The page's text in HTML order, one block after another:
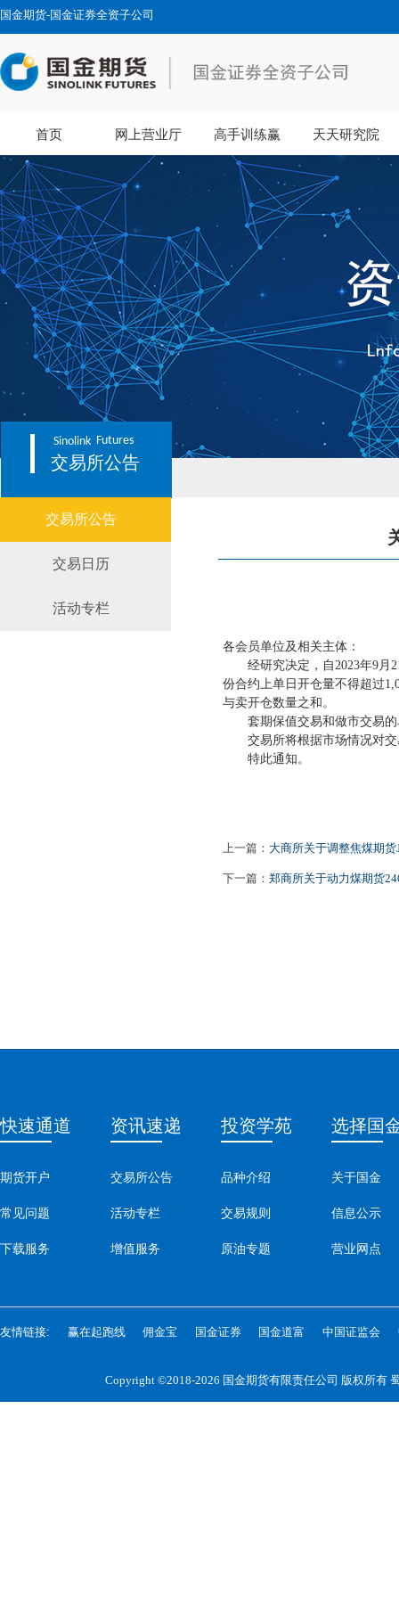
国金期货-国金证券全资子公司
首页 网上营业厅 高手训练赢 天天研究院
Sinolink Futures
交易所公告
交易所公告
交易日历
活动专栏
各会员单位及相关主体：
经研究决定，自2023年9月
份合约上单日开仓量不得超过
与卖开仓数量之和。
套期保值交易和做市交易的
交易所将根据市场情况对交
特此通知。
上一篇： 大商所关于调整焦煤期
下一篇： 郑商所关于动力煤期货
快速通道
期货开户
常见问题
下载服务
资讯速递
交易所公告
活动专栏
增值服务
投资学苑
品种介绍
交易规则
原油专题
选择国
关于国金
信息公示
营业网点
友情链接: 赢在起跑线 佣金宝 国金证券 国金道富 中国证监会
Copyright ©2018-2026 国金期货有限责任公司 版权所有